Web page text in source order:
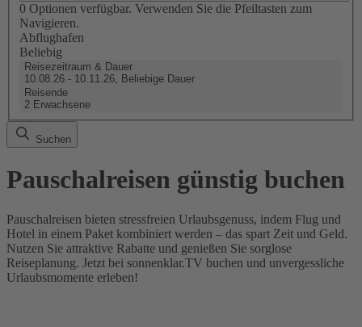
0 Optionen verfügbar. Verwenden Sie die Pfeiltasten zum
Navigieren.
Abflughafen
Beliebig
Reisezeitraum & Dauer
10.08.26 - 10.11.26, Beliebige Dauer
Reisende
2 Erwachsene
Suchen
Pauschalreisen günstig buchen
Pauschalreisen bieten stressfreien Urlaubsgenuss, indem Flug und
Hotel in einem Paket kombiniert werden – das spart Zeit und Geld.
Nutzen Sie attraktive Rabatte und genießen Sie sorglose
Reiseplanung. Jetzt bei sonnenklar.TV buchen und unvergessliche
Urlaubsmomente erleben!